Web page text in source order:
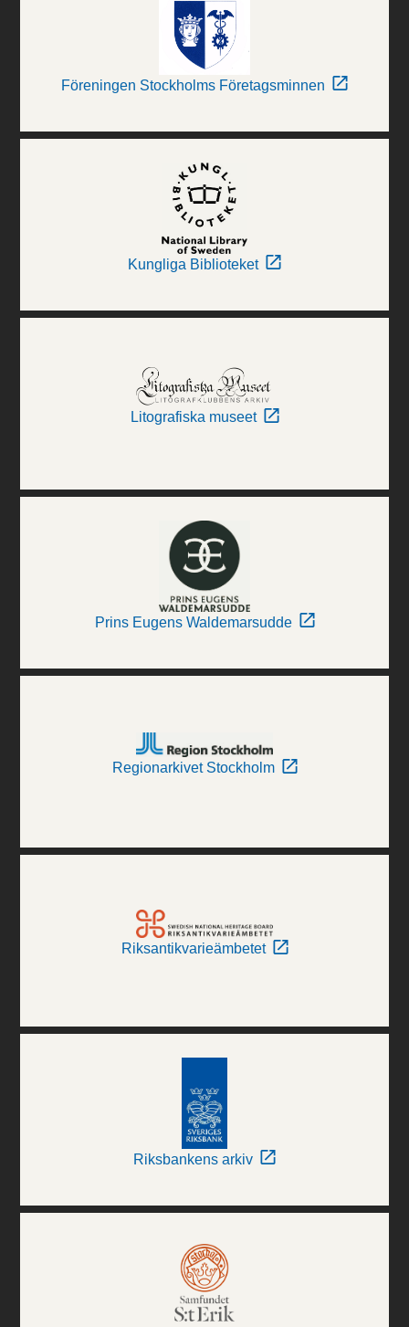
Föreningen Stockholms Företagsminnen
Kungliga Biblioteket
Litografiska museet
Prins Eugens Waldemarsudde
Regionarkivet Stockholm
Riksantikvarieämbetet
Riksbankens arkiv